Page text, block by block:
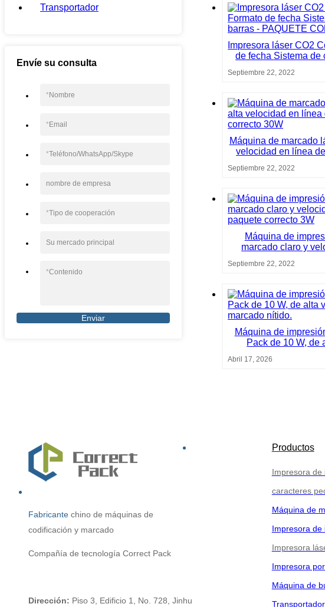
Transportador
Envíe su consulta
*Nombre
*Email
*Teléfono/WhatsApp/Skype
nombre de empresa
*Tipo de cooperación
Su mercado principal
*Contenido
Enviar
Impresora láser CO2
de fecha Sistema de
Septiembre 22, 2022
Máquina de marcado
velocidad en línea
Septiembre 22, 2022
Máquina de
marcado claro y
Septiembre 22, 2022
Máquina de
Pack de 10 W, de
Abril 17, 2026
Fabricante chino de máquinas de
codificación y marcado
Compañía de tecnología Correct Pack
Dirección: Piso 3, Edificio 1, No. 728, Jinhu
Productos
Impresora de
caracteres
Máquina de
Impresora de
Impresora
Impresora
Máquina de
Transportador